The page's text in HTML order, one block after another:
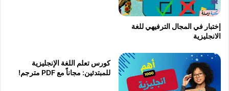
إختبار في المجال الترفيهي للغة
الانجليزية
كورس تعلم اللغة الإنجليزية
للمبتدئين: مجاناً مع PDF مترجم!